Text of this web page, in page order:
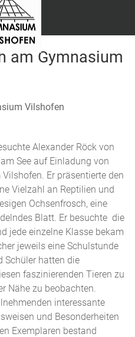
am Gymnasium
Vilshofen
Alexander Röck von
See auf Einladung von
Er präsentierte den
Vielzahl an Reptilien und
Ochsenfrosch, eine
Blatt. Er besuchte die
jede einzelne Klasse bekam
jeweils eine Schulstunde
Schüler hatten die
faszinierenden Tieren zu
Nähe zu beobachten.
interessante
und Besonderheiten
Exemplaren bestand